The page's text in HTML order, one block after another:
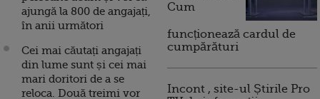
ajungă la 800 de angajați,
în anii următori
Cei mai căutați angajați
din lume sunt și cei mai
mari doritori de a se
reloca. Două treimi vor
Cum
funcționează cardul de
cumpărături
Incont , site-ul Știrile Pro